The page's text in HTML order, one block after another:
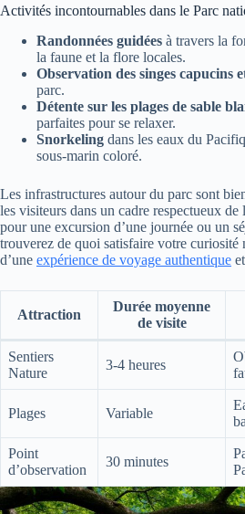
Activités incontournables dans le Parc
Randonnées guidées à travers la
la faune et la flore locales.
Observation des singes capucins
parc.
Détente sur les plages de sable
parfaites pour se relaxer.
Snorkeling dans les eaux du
sous-marin coloré.
Les infrastructures autour du parc sont
les visiteurs dans un cadre respectueux
pour une excursion d’une journée ou un
trouverez de quoi satisfaire votre
d’une expérience de voyage authentique
Attraction
Durée moyenne
de visite
Sentiers
Nature
3-4 heures
Plages Variable
Point
d’observation
30 minutes